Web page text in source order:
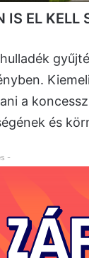
IS EL KELL
a
és
-